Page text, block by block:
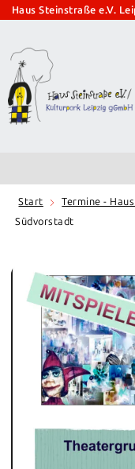
Zum
springen
Haus Steinstraße e.V.
Start Termine -
Südvorstadt